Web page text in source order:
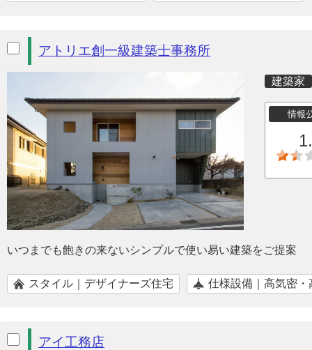
アトリエ創一級建築士事務所
建築家
情報
いつまでも飽きの来ないシンプルで使い易い建築をご提案
スタイル｜デザイナーズ住宅 仕様設備｜高気密・
アイ工務店